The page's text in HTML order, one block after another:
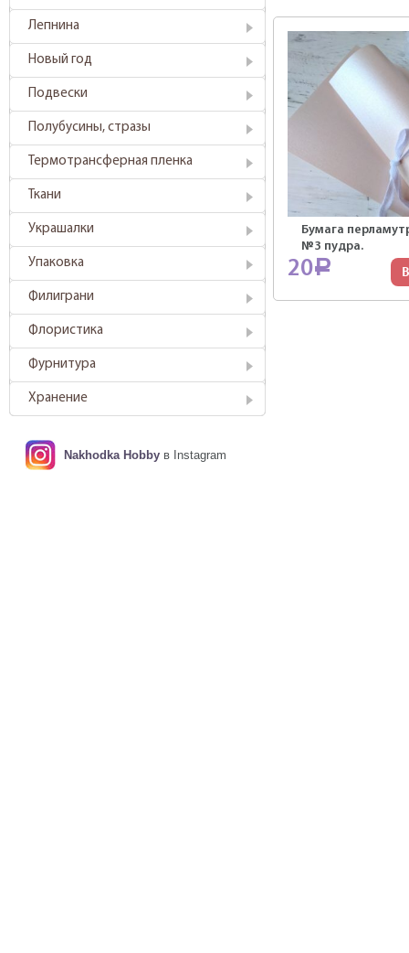
Лепнина
Новый год
Подвески
Полубусины, стразы
Термотрансферная пленка
Ткани
Украшалки
Упаковка
Филиграни
Флористика
Фурнитура
Хранение
Nakhodka Hobby в Instagram
Бумага
№3 пудра.
20Р